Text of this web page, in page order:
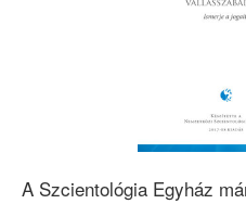
A Szcientológia Egyház